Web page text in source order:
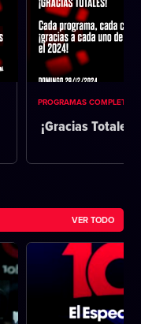
PROGRAMAS COMPLETOS
¡Gracias
VER TODO